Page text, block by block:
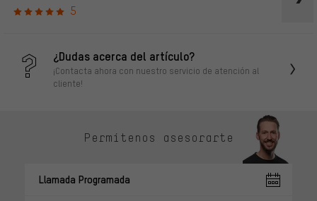
5
¿Dudas acerca del artículo?
¡Contacta ahora con nuestro servicio de atención al
cliente!
Permítenos asesorarte
Llamada Programada